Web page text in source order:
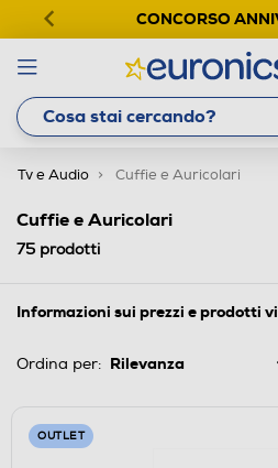
CONCORSO
Tv e Audio Cuffie e Auricolari
Cuffie e Auricolari
75 prodotti
Informazioni sui prezzi e prodotti
Ordina per:
OUTLET